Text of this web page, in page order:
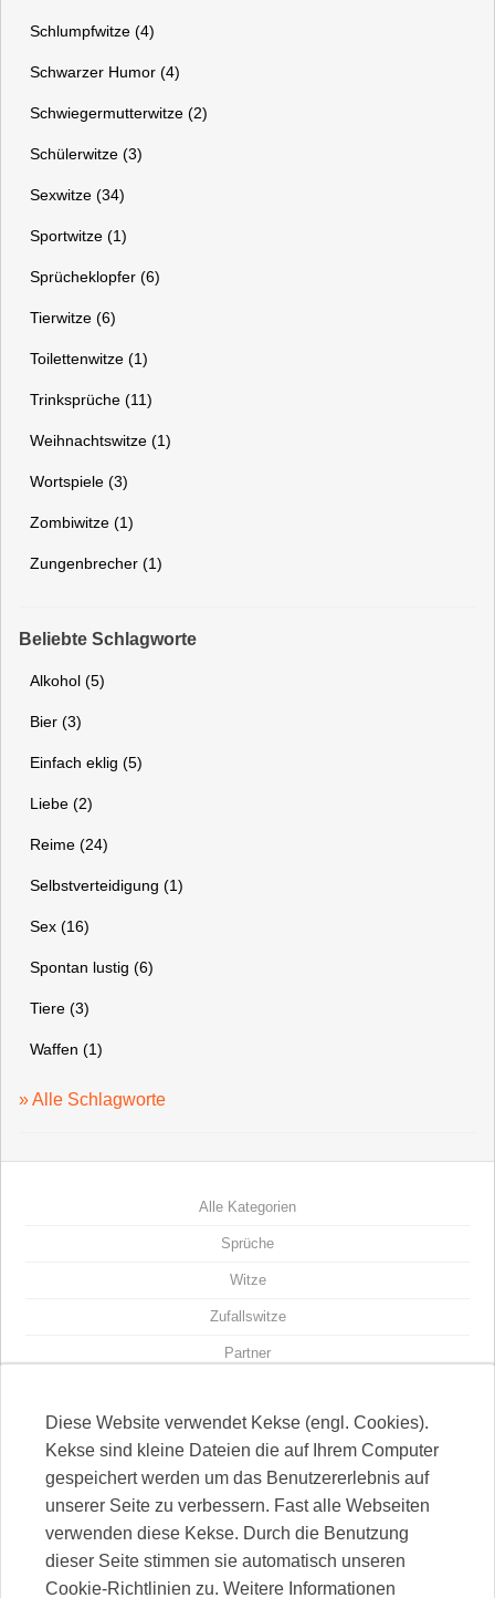
Schlumpfwitze (4)
Schwarzer Humor (4)
Schwiegermutterwitze (2)
Schülerwitze (3)
Sexwitze (34)
Sportwitze (1)
Sprücheklopfer (6)
Tierwitze (6)
Toilettenwitze (1)
Trinksprüche (11)
Weihnachtswitze (1)
Wortspiele (3)
Zombiwitze (1)
Zungenbrecher (1)
Beliebte Schlagworte
Alkohol (5)
Bier (3)
Einfach eklig (5)
Liebe (2)
Reime (24)
Selbstverteidigung (1)
Sex (16)
Spontan lustig (6)
Tiere (3)
Waffen (1)
» Alle Schlagworte
Alle Kategorien
Sprüche
Witze
Zufallswitze
Partner
Kontakt
Datenschutz
Über uns
Unterstützen
Diese Website verwendet Kekse (engl. Cookies).
Kekse sind kleine Dateien die auf Ihrem Computer
gespeichert werden um das Benutzererlebnis auf
unserer Seite zu verbessern. Fast alle Webseiten
verwenden diese Kekse. Durch die Benutzung
dieser Seite stimmen sie automatisch unseren
Cookie-Richtlinien zu. Weitere Informationen